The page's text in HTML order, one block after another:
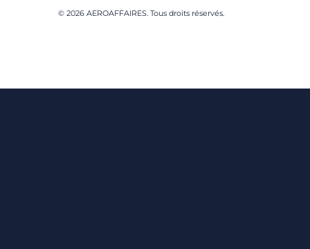
© 2026 AEROAFFAIRES. Tous droits réservés.